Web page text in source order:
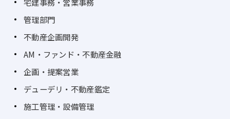
管理部門
不動産企画開発
AM・ファンド・不動産金融
企画・提案営業
デューデリ・不動産鑑定
施工管理・設備管理